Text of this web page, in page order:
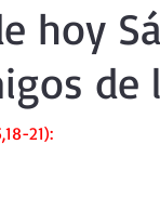
Santo
hoy
de
21):